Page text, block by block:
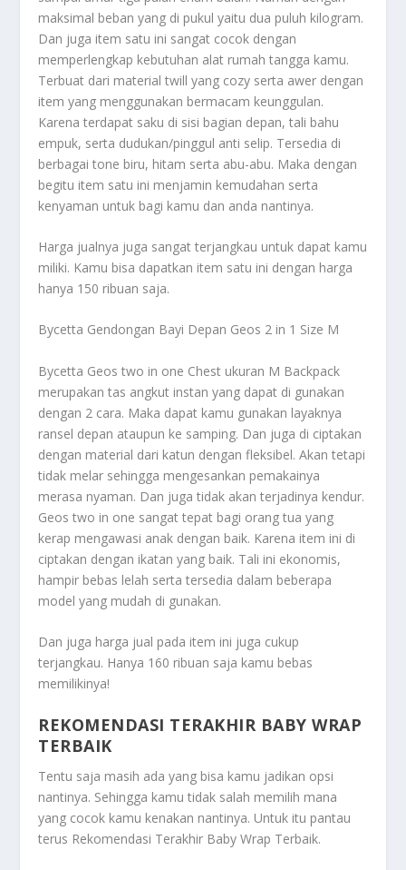
maksimal beban yang di pukul yaitu dua puluh kilogram.
Dan juga item satu ini sangat cocok dengan
memperlengkap kebutuhan alat rumah tangga kamu.
Terbuat dari material twill yang cozy serta awer dengan
item yang menggunakan bermacam keunggulan.
Karena terdapat saku di sisi bagian depan, tali bahu
empuk, serta dudukan/pinggul anti selip. Tersedia di
berbagai tone biru, hitam serta abu-abu. Maka dengan
begitu item satu ini menjamin kemudahan serta
kenyaman untuk bagi kamu dan anda nantinya.
Harga jualnya juga sangat terjangkau untuk dapat kamu
miliki. Kamu bisa dapatkan item satu ini dengan harga
hanya 150 ribuan saja.
Bycetta Gendongan Bayi Depan Geos 2 in 1 Size M
Bycetta Geos two in one Chest ukuran M Backpack
merupakan tas angkut instan yang dapat di gunakan
dengan 2 cara. Maka dapat kamu gunakan layaknya
ransel depan ataupun ke samping. Dan juga di ciptakan
dengan material dari katun dengan fleksibel. Akan tetapi
tidak melar sehingga mengesankan pemakainya
merasa nyaman. Dan juga tidak akan terjadinya kendur.
Geos two in one sangat tepat bagi orang tua yang
kerap mengawasi anak dengan baik. Karena item ini di
ciptakan dengan ikatan yang baik. Tali ini ekonomis,
hampir bebas lelah serta tersedia dalam beberapa
model yang mudah di gunakan.
Dan juga harga jual pada item ini juga cukup
terjangkau. Hanya 160 ribuan saja kamu bebas
memilikinya!
REKOMENDASI TERAKHIR BABY WRAP
TERBAIK
Tentu saja masih ada yang bisa kamu jadikan opsi
nantinya. Sehingga kamu tidak salah memilih mana
yang cocok kamu kenakan nantinya. Untuk itu pantau
terus Rekomendasi Terakhir Baby Wrap Terbaik.